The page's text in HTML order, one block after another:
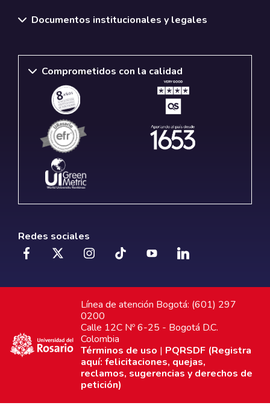
Documentos institucionales y legales
Comprometidos con la calidad
Redes sociales
Línea de atención Bogotá: (601) 297
0200
Calle 12C Nº 6-25 - Bogotá D.C.
Colombia
Términos de uso | PQRSDF (Registra
aquí: felicitaciones, quejas,
reclamos, sugerencias y derechos de
petición)